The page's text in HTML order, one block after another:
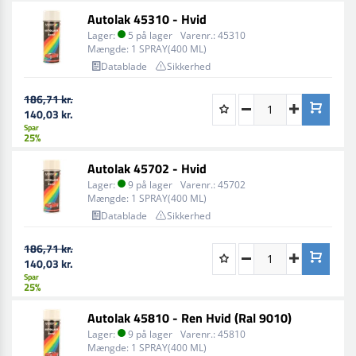
Autolak 45310 - Hvid
Lager: 5 på lager Varenr.: 45310
Mængde: 1 SPRAY(400 ML)
Datablade
Sikkerhed
186,71 kr.
140,03 kr.
Spar
25%
Autolak 45702 - Hvid
Lager: 9 på lager Varenr.: 45702
Mængde: 1 SPRAY(400 ML)
Datablade
Sikkerhed
186,71 kr.
140,03 kr.
Spar
25%
Autolak 45810 - Ren Hvid (Ral 9010)
Lager: 9 på lager Varenr.: 45810
Mængde: 1 SPRAY(400 ML)